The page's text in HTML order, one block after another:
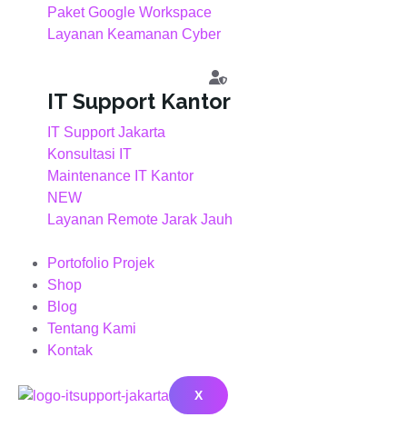
Paket Google Workspace
Layanan Keamanan Cyber
IT Support Kantor
IT Support Jakarta
Konsultasi IT
Maintenance IT Kantor
NEW
Layanan Remote Jarak Jauh
Portofolio Projek
Shop
Blog
Tentang Kami
Kontak
X